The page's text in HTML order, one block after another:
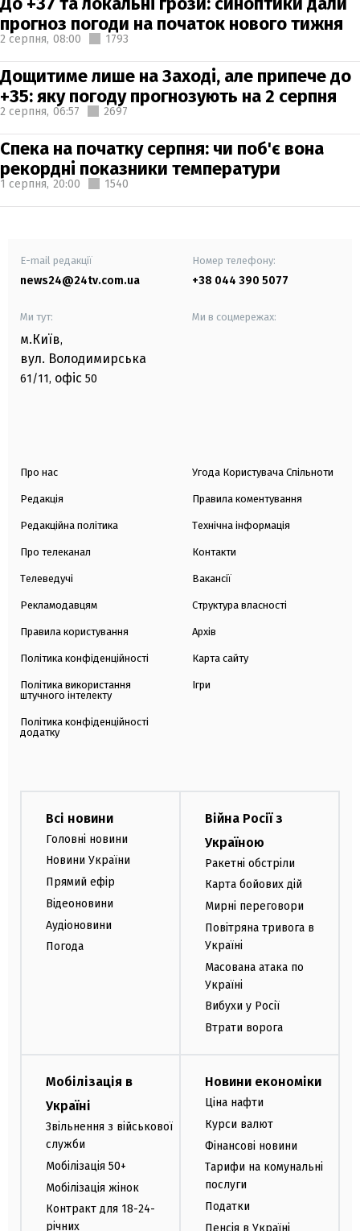
прогноз погоди на початок нового тижня
2 серпня, 08:00 1793
Дощитиме лише на Заході, але припече до
+35: яку погоду прогнозують на 2 серпня
2 серпня, 06:57 2697
Спека на початку серпня: чи поб'є вона
рекордні показники температури
1 серпня, 20:00 1540
E-mail редакції
news24@24tv.com.ua
Номер телефону:
+38 044 390 5077
Ми тут:
м.Київ,
вул. Володимирська
61/11, офіс 50
Ми в соцмережах:
Про нас
Редакція
Редакційна політика
Про телеканал
Телеведучі
Рекламодавцям
Правила користування
Політика конфіденційності
Політика використання
штучного інтелекту
Політика конфіденційності
додатку
Угода Користувача Спільноти
Правила коментування
Технічна інформація
Контакти
Вакансії
Структура власності
Архів
Карта сайту
Ігри
Всі новини
Головні новини
Новини України
Прямий ефір
Відеоновини
Аудіоновини
Погода
Війна Росії з
Україною
Ракетні обстріли
Карта бойових дій
Мирні переговори
Повітряна тривога в
Україні
Масована атака по
Україні
Вибухи у Росії
Втрати ворога
Мобілізація в
Україні
Звільнення з військової
служби
Мобілізація 50+
Мобілізація жінок
Контракт для 18-24-
річних
Новини економіки
Ціна нафти
Курси валют
Фінансові новини
Тарифи на комунальні
послуги
Податки
Пенсія в Україні